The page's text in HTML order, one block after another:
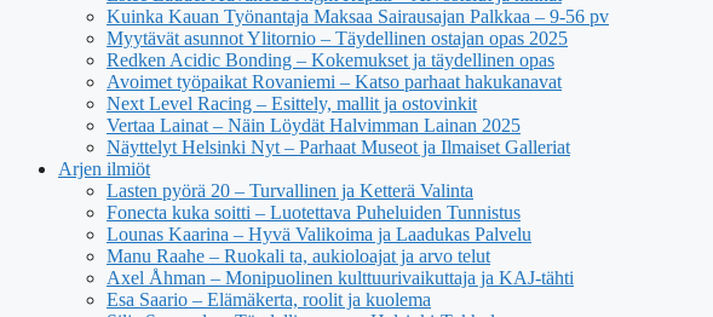
Kuinka Kauan Työnantaja Maksaa Sairausajan Palkkaa – 9-56 pv
Myytävät asunnot Ylitornio – Täydellinen ostajan opas 2025
Redken Acidic Bonding – Kokemukset ja täydellinen opas
Avoimet työpaikat Rovaniemi – Katso parhaat hakukanavat
Next Level Racing – Esittely, mallit ja ostovinkit
Vertaa Lainat – Näin Löydät Halvimman Lainan 2025
Näyttelyt Helsinki Nyt – Parhaat Museot ja Ilmaiset Galleriat
Arjen ilmiöt
Lasten pyörä 20 – Turvallinen ja Ketterä Valinta
Fonecta kuka soitti – Luotettava Puheluiden Tunnistus
Lounas Kaarina – Hyvä Valikoima ja Laadukas Palvelu
Manu Raahe – Ruokali ta, aukioloajat ja arvo telut
Axel Åhman – Monipuolinen kulttuurivaikuttaja ja KAJ-tähti
Esa Saario – Elämäkerta, roolit ja kuolema